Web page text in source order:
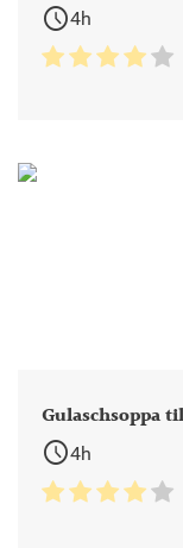
schedule4h
Gulaschsoppa
schedule4h